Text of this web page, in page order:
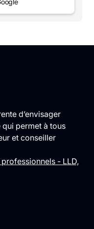
d’envisager
qui permet à tous
et conseiller
- LLD,